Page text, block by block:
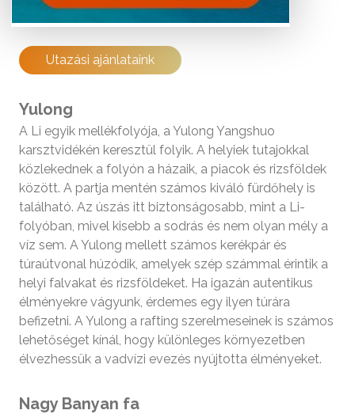
vettük sorra.
Utazási ajánlataink
Yulong
A Li egyik mellékfolyója, a Yulong Yangshuo
karsztvidékén keresztül folyik. A helyiek tutajokkal
közlekednek a folyón a házaik, a piacok és rizsföldek
között. A partja mentén számos kiváló fürdőhely is
található. Az úszás itt biztonságosabb, mint a Li-
folyóban, mivel kisebb a sodrás és nem olyan mély a
víz sem. A Yulong mellett számos kerékpár és
túraútvonal húzódik, amelyek szép számmal érintik a
helyi falvakat és rizsföldeket. Ha igazán autentikus
élményekre vágyunk, érdemes egy ilyen túrára
befizetni. A Yulong a rafting szerelmeseinek is számos
lehetőséget kínál, hogy különleges környezetben
élvezhessük a vadvízi evezés nyújtotta élményeket.
Nagy Banyan fa